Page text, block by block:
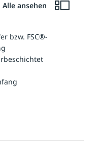
Alle ansehen
bzw. FSC®-